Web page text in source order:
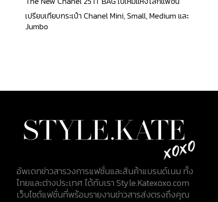
เปรียบเทียบกระเป๋า Chanel Mini, Small, Medium และ
Jumbo
อัพเดทข่าวสารวงการแฟชั่นและสินค้าแบรนด์เนม ทั้ง
ไทยและต่างประเทศ ได้กับเรา Style.Katexoxo.com
เว็บไซต์แฟชั่นที่พร้อมรายงานข่าวสารส่งตรงถึงคุณ